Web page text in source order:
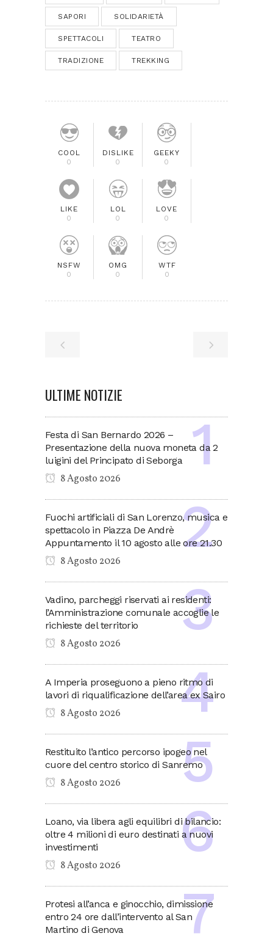
SAPORI SOLIDARIETÀ
SPETTACOLI TEATRO
TRADIZIONE TREKKING
COOL
0
DISLIKE
0
GEEKY
0
LIKE
0
LOL
0
LOVE
0
NSFW
0
OMG
0
WTF
0
ULTIME NOTIZIE
Festa di San Bernardo 2026 –
Presentazione della nuova moneta da 2
luigini del Principato di Seborga
8 Agosto 2026
Fuochi artificiali di San Lorenzo, musica e
spettacolo in Piazza De Andrè
Appuntamento il 10 agosto alle ore 21.30
8 Agosto 2026
Vadino, parcheggi riservati ai residenti:
l’Amministrazione comunale accoglie le
richieste del territorio
8 Agosto 2026
A Imperia proseguono a pieno ritmo di
lavori di riqualificazione dell’area ex Sairo
8 Agosto 2026
Restituito l’antico percorso ipogeo nel
cuore del centro storico di Sanremo
8 Agosto 2026
Loano, via libera agli equilibri di bilancio:
oltre 4 milioni di euro destinati a nuovi
investimenti
8 Agosto 2026
Protesi all’anca e ginocchio, dimissione
entro 24 ore dall’intervento al San
Martino di Genova